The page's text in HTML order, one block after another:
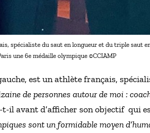
spécialiste du saut en longueur et du triple saut
une 6e médaille olympique ©CCIAMP
est un athlète français,
de personnes autour de moi :
t-il avant d’afficher son objectif qui
sont un formidable moyen